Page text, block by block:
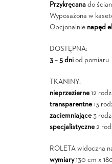
Przykręcanado
Wyposażona w
Opcjonalnie napęd
DOSTĘPNA:
3 – 5 dniod pomiaru
TKANINY:
nieprzezierne12
transparentne13
zaciemniające3
specjalistyczne2
ROLETA widoczna
wymiary130 cm x